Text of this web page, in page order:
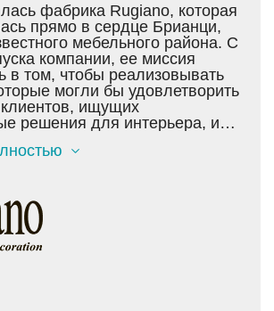
фабрика Rugiano, которая
прямо в сердце Брианци,
мебельного района. С
компании, ее миссия
в том, чтобы реализовывать
могли бы удовлетворить
ищущих
решения для интерьера, и
материалы, стиль,
фабрика Rugiano
мебели из металла,
и бронзы, начиная с 2000
значительно расширяет свои
в них кожаные